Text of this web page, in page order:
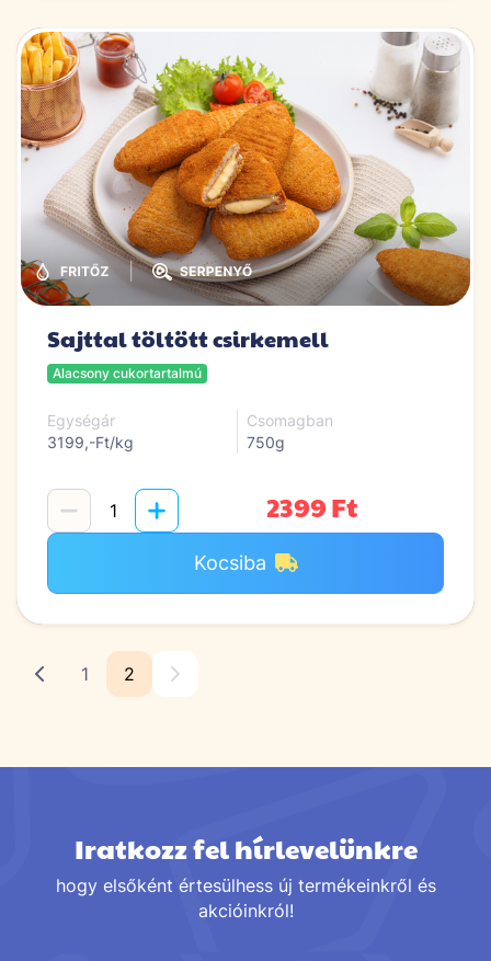
|
Sajttal töltött csirkemell
Alacsony cukortartalmú
Egységár
3199,-Ft/kg
Csomagban
750g
2399 Ft
Kocsiba
1 2
Iratkozz fel hírlevelünkre
hogy elsőként értesülhess új termékeinkről és
akcióinkról!